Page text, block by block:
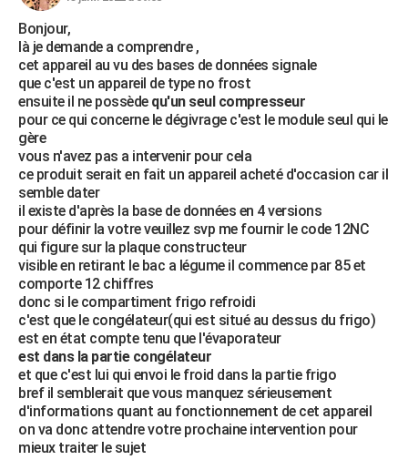
Bonjour,
là je demande a comprendre ,
cet appareil au vu des bases de données signale
que c'est un appareil de type no frost
ensuite il ne possède qu'un seul compresseur
pour ce qui concerne le dégivrage c'est le module seul qui le
gère
vous n'avez pas a intervenir pour cela
ce produit serait en fait un appareil acheté d'occasion car il
semble dater
il existe d'après la base de données en 4 versions
pour définir la votre veuillez svp me fournir le code 12NC
qui figure sur la plaque constructeur
visible en retirant le bac a légume il commence par 85 et
comporte 12 chiffres
donc si le compartiment frigo refroidi
c'est que le congélateur(qui est situé au dessus du frigo)
est en état compte tenu que l'évaporateur
est dans la partie congélateur
et que c'est lui qui envoi le froid dans la partie frigo
bref il semblerait que vous manquez sérieusement
d'informations quant au fonctionnement de cet appareil
on va donc attendre votre prochaine intervention pour
mieux traiter le sujet